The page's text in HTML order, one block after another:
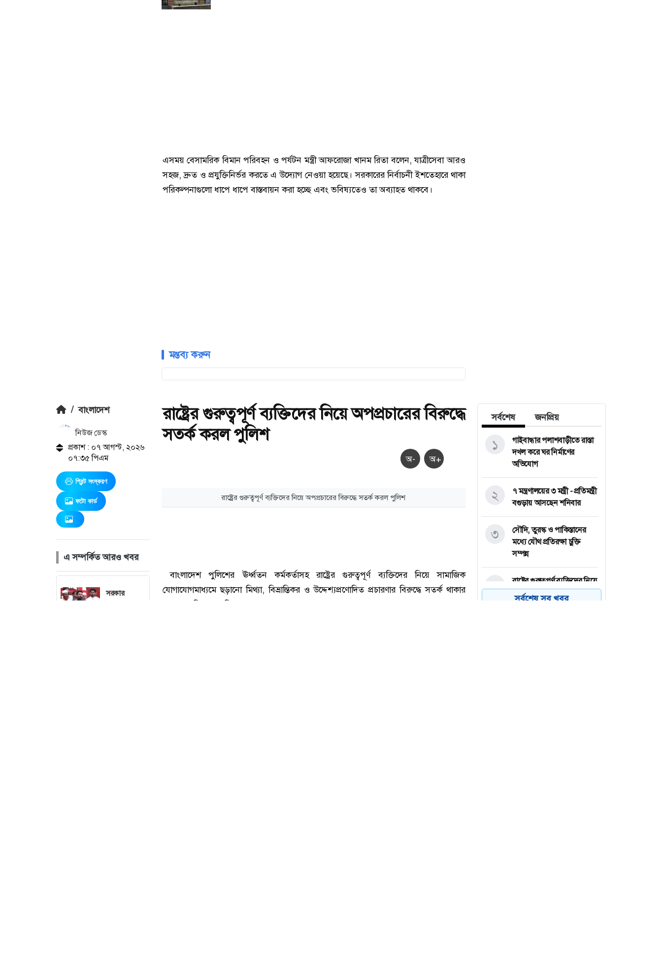
এসময় বেসামরিক বিমান পরিবহন ও পর্যটন মন্ত্রী আফরোজা খানম রিতা বলেন, যাত্রীসেবা আরও
সহজ, দ্রুত ও প্রযুক্তিনির্ভর করতে এ উদ্যোগ নেওয়া হয়েছে। সরকারের নির্বাচনী ইশতেহারে থাকা
পরিকল্পনাগুলো ধাপে ধাপে বাস্তবায়ন করা হচ্ছে এবং ভবিষ্যতেও তা অব্যাহত থাকবে।
মন্তব্য করুন
/ বাংলাদেশ
নিউজ ডেস্ক
প্রকাশ : ০৭ আগস্ট, ২০২৬
০৭:৩৫ পিএম
প্রিন্ট সংস্করণ
ফটো কার্ড
এ সম্পর্কিত আরও খবর
সরকার
রাষ্ট্রের গুরুত্বপূর্ণ ব্যক্তিদের নিয়ে অপপ্রচারের বিরুদ্ধে
সতর্ক করল পুলিশ
অ- অ+
সর্বশেষ জনপ্রিয়
গাইবান্ধার পলাশবাড়ীতে রাস্তা
দখল করে ঘর নির্মাণের
অভিযোগ
১
৭ মন্ত্রণালয়ের ৩ মন্ত্রী - প্রতিমন্ত্রী
বগুড়ায় আসছেন শনিবার
২
সৌদি, তুরস্ক ও পাকিস্তানের
মধ্যে যৌথ প্রতিরক্ষা চুক্তি
সম্পন্ন
৩
রাষ্ট্রের গুরুত্বপূর্ণ ব্যক্তিদের নিয়ে
অপপ্রচারের বিরুদ্ধে সতর্ক করল
৪
সর্বশেষ সব খবর